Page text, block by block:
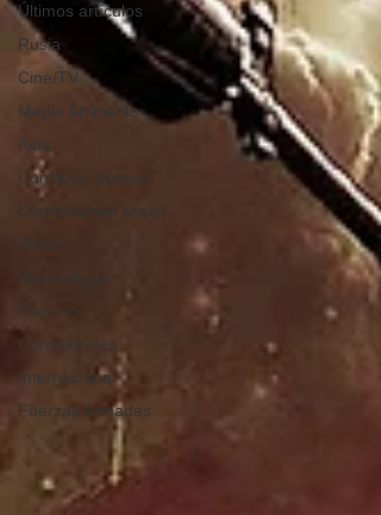
Últimos artículos
Rusia
Cine/TV
Medio Ambiente
Asia
Conflictos bélicos
Conflictividad social
Deporte
Curiosidades
Internacional
Fuerzas Armadas